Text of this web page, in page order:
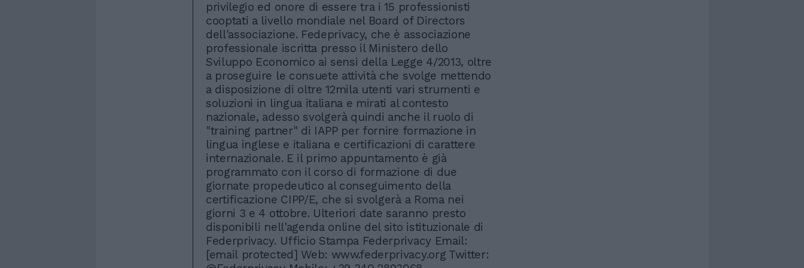
privilegio ed onore di essere tra i 15 professionisti
cooptati a livello mondiale nel Board of Directors
dell'associazione. Fedeprivacy, che è associazione
professionale iscritta presso il Ministero dello
Sviluppo Economico ai sensi della Legge 4/2013, oltre
a proseguire le consuete attività che svolge mettendo
a disposizione di oltre 12mila utenti vari strumenti e
soluzioni in lingua italiana e mirati al contesto
nazionale, adesso svolgerà quindi anche il ruolo di
"training partner" di IAPP per fornire formazione in
lingua inglese e italiana e certificazioni di carattere
internazionale. E il primo appuntamento è già
programmato con il corso di formazione di due
giornate propedeutico al conseguimento della
certificazione CIPP/E, che si svolgerà a Roma nei
giorni 3 e 4 ottobre. Ulteriori date saranno presto
disponibili nell'agenda online del sito istituzionale di
Federprivacy. Ufficio Stampa Federprivacy Email:
[email protected] Web: www.federprivacy.org Twitter: